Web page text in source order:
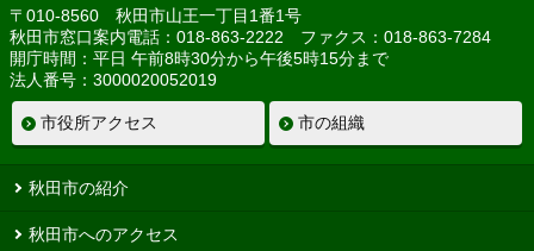
〒010-8560 秋田市山王一丁目1番1号
秋田市窓口案内電話：018-863-2222 ファクス：018-863-7284
開庁時間：平日 午前8時30分から午後5時15分まで
法人番号：3000020052019
市役所アクセス 市の組織
秋田市の紹介
秋田市へのアクセス